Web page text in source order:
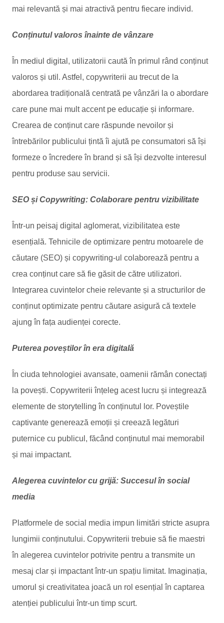
mai relevantă și mai atractivă pentru fiecare individ.
Conținutul valoros înainte de vânzare
În mediul digital, utilizatorii caută în primul rând conținut
valoros și util. Astfel, copywriterii au trecut de la
abordarea tradițională centrată pe vânzări la o abordare
care pune mai mult accent pe educație și informare.
Crearea de conținut care răspunde nevoilor și
întrebărilor publicului țintă îi ajută pe consumatori să își
formeze o încredere în brand și să își dezvolte interesul
pentru produse sau servicii.
SEO și Copywriting: Colaborare pentru vizibilitate
Într-un peisaj digital aglomerat, vizibilitatea este
esențială. Tehnicile de optimizare pentru motoarele de
căutare (SEO) și copywriting-ul colaborează pentru a
crea conținut care să fie găsit de către utilizatori.
Integrarea cuvintelor cheie relevante și a structurilor de
conținut optimizate pentru căutare asigură că textele
ajung în fața audienței corecte.
Puterea poveștilor în era digitală
În ciuda tehnologiei avansate, oamenii rămân conectați
la povești. Copywriterii înțeleg acest lucru și integrează
elemente de storytelling în conținutul lor. Poveștile
captivante generează emoții și creează legături
puternice cu publicul, făcând conținutul mai memorabil
și mai impactant.
Alegerea cuvintelor cu grijă: Succesul în social
media
Platformele de social media impun limitări stricte asupra
lungimii conținutului. Copywriterii trebuie să fie maestri
în alegerea cuvintelor potrivite pentru a transmite un
mesaj clar și impactant într-un spațiu limitat. Imaginația,
umorul și creativitatea joacă un rol esențial în captarea
atenției publicului într-un timp scurt.